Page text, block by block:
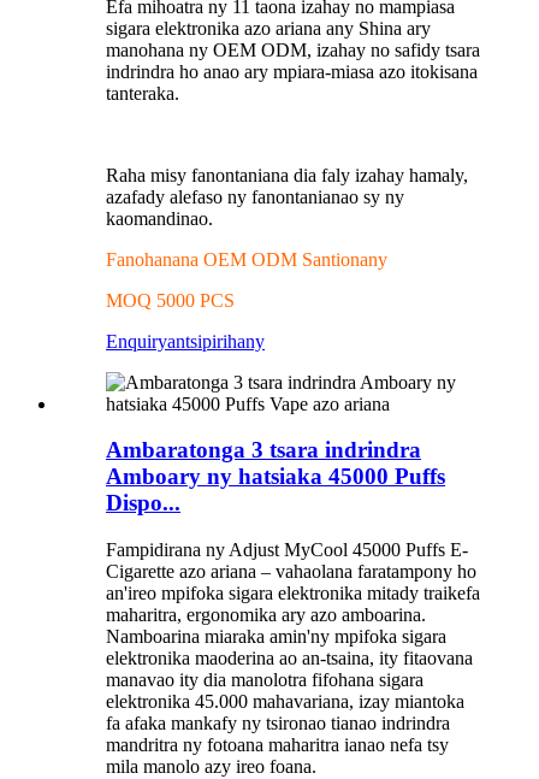
Efa mihoatra ny 11 taona izahay no mampiasa
sigara elektronika azo ariana any Shina ary
manohana ny OEM ODM, izahay no safidy tsara
indrindra ho anao ary mpiara-miasa azo itokisana
tanteraka.
Raha misy fanontaniana dia faly izahay hamaly,
azafady alefaso ny fanontanianao sy ny
kaomandinao.
Fanohanana OEM ODM Santionany
MOQ 5000 PCS
Enquiryantsipirihany
Ambaratonga 3 tsara indrindra
Amboary ny hatsiaka 45000 Puffs
Dispo...
Fampidirana ny Adjust MyCool 45000 Puffs E-
Cigarette azo ariana – vahaolana faratampony ho
an'ireo mpifoka sigara elektronika mitady traikefa
maharitra, ergonomika ary azo amboarina.
Namboarina miaraka amin'ny mpifoka sigara
elektronika maoderina ao an-tsaina, ity fitaovana
manavao ity dia manolotra fifohana sigara
elektronika 45.000 mahavariana, izay miantoka
fa afaka mankafy ny tsironao tianao indrindra
mandritra ny fotoana maharitra ianao nefa tsy
mila manolo azy ireo foana.